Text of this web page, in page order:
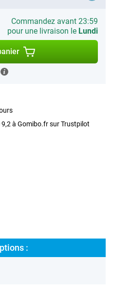
Commandez avant 23:59
pour une livraison le Lundi
à Gomibo.fr sur Trustpilot
: